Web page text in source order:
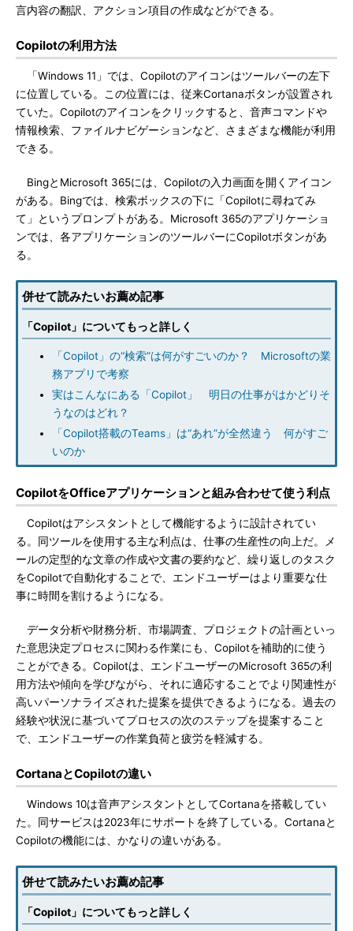
言内容の翻訳、アクション項目の作成などができる。
Copilotの利用方法
「Windows 11」では、Copilotのアイコンはツールバーの左下
に位置している。この位置には、従来Cortanaボタンが設置され
ていた。Copilotのアイコンをクリックすると、音声コマンドや
情報検索、ファイルナビゲーションなど、さまざまな機能が利用
できる。
BingとMicrosoft 365には、Copilotの入力画面を開くアイコン
がある。Bingでは、検索ボックスの下に「Copilotに尋ねてみ
て」というプロンプトがある。Microsoft 365のアプリケーショ
ンでは、各アプリケーションのツールバーにCopilotボタンがあ
る。
併せて読みたいお薦め記事
「Copilot」についてもっと詳しく
「Copilot」の“検索”は何がすごいのか？ Microsoftの業
務アプリで考察
実はこんなにある「Copilot」 明日の仕事がはかどりそ
うなのはどれ？
「Copilot搭載のTeams」は“あれ”が全然違う 何がすご
いのか
CopilotをOfficeアプリケーションと組み合わせて使う利点
Copilotはアシスタントとして機能するように設計されてい
る。同ツールを使用する主な利点は、仕事の生産性の向上だ。メ
ールの定型的な文章の作成や文書の要約など、繰り返しのタスク
をCopilotで自動化することで、エンドユーザーはより重要な仕
事に時間を割けるようになる。
データ分析や財務分析、市場調査、プロジェクトの計画といっ
た意思決定プロセスに関わる作業にも、Copilotを補助的に使う
ことができる。Copilotは、エンドユーザーのMicrosoft 365の利
用方法や傾向を学びながら、それに適応することでより関連性が
高いパーソナライズされた提案を提供できるようになる。過去の
経験や状況に基づいてプロセスの次のステップを提案すること
で、エンドユーザーの作業負荷と疲労を軽減する。
CortanaとCopilotの違い
Windows 10は音声アシスタントとしてCortanaを搭載してい
た。同サービスは2023年にサポートを終了している。Cortanaと
Copilotの機能には、かなりの違いがある。
併せて読みたいお薦め記事
「Copilot」についてもっと詳しく